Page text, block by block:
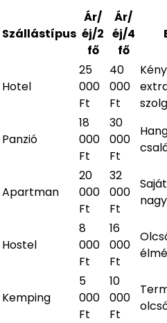
Szállástípus
Ár/
éj/2
fő
Ár/
éj/4
fő
Hotel
25
000
Ft
40
000
Ft
Panzió
18
000
Ft
30
000
Ft
Apartman
20
000
Ft
32
000
Ft
Hostel
8
000
Ft
16
000
Ft
Kemping
5
000
Ft
10
000
Ft